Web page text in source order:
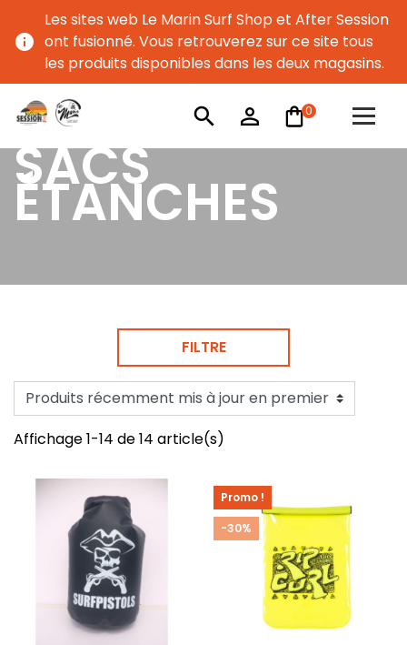
info
Les sites web Le Marin Surf Shop et After Session
ont fusionné. Vous retrouverez sur ce site tous
les produits disponibles dans les deux magasins.
search person_outline 0
SACS
ÉTANCHES
FILTRE
Affichage 1-14 de 14 article(s)
Promo !
-30%